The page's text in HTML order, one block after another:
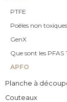
PTFE
Poêles non toxiques
GenX
Que sont les PFAS
APFO
Planche à
Couteaux